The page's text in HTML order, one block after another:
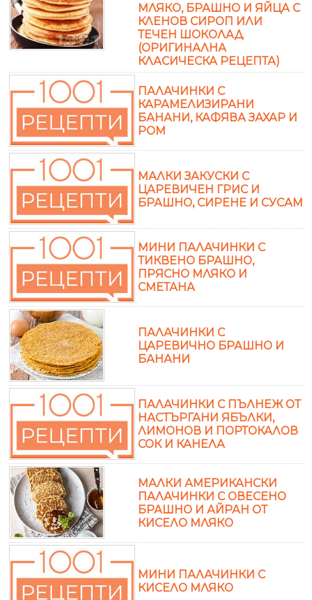
МЛЯКО, БРАШНО И ЯЙЦА С
КЛЕНОВ СИРОП ИЛИ
ТЕЧЕН ШОКОЛАД
(ОРИГИНАЛНА
КЛАСИЧЕСКА РЕЦЕПТА)
ПАЛАЧИНКИ С
КАРАМЕЛИЗИРАНИ
БАНАНИ, КАФЯВА ЗАХАР И
РОМ
МАЛКИ ЗАКУСКИ С
ЦАРЕВИЧЕН ГРИС И
БРАШНО, СИРЕНЕ И СУСАМ
МИНИ ПАЛАЧИНКИ С
ТИКВЕНО БРАШНО,
ПРЯСНО МЛЯКО И
СМЕТАНА
ПАЛАЧИНКИ С
ЦАРЕВИЧНО БРАШНО И
БАНАНИ
ПАЛАЧИНКИ С ПЪЛНЕЖ ОТ
НАСТЪРГАНИ ЯБЪЛКИ,
ЛИМОНОВ И ПОРТОКАЛОВ
СОК И КАНЕЛА
МАЛКИ АМЕРИКАНСКИ
ПАЛАЧИНКИ С ОВЕСЕНО
БРАШНО И АЙРАН ОТ
КИСЕЛО МЛЯКО
МИНИ ПАЛАЧИНКИ С
КИСЕЛО МЛЯКО